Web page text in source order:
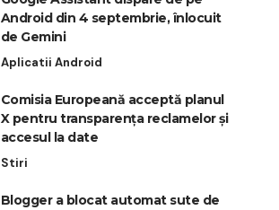
Android din 4 septembrie, înlocuit
de Gemini
Aplicatii Android
Comisia Europeană acceptă planul
X pentru transparența reclamelor și
accesul la date
Stiri
Blogger a blocat automat sute de